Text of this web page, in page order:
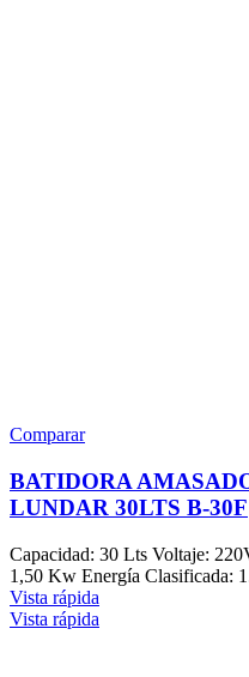
Comparar
BATIDORA
LUNDAR 30LTS B-30F
Capacidad: 30 Lts Voltaje:
1,50 Kw Energía Clasificada:
Vista rápida
Vista rápida